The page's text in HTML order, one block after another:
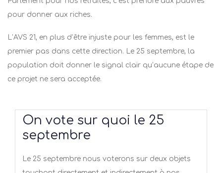
pour donner aux riches.
L’AVS 21, en plus d’être injuste pour les femmes, est le
premier pas dans cette direction. Le 25 septembre, la
population doit donner le signal clair qu’aucune étape de
ce projet ne sera acceptée.
On vote sur quoi le 25
septembre
Le 25 septembre nous voterons sur deux objets